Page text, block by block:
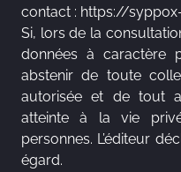
contact : https://
Si, lors de la
données à caractère
abstenir de toute
autorisée et de tout
atteinte à la vie
personnes. L’éditeur
égard.